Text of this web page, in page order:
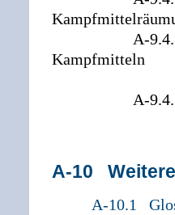
A-9.4.14
Kampfmitteln
A-9.4.15
A-10
A-10.1